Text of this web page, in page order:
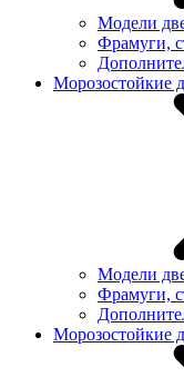
Модели
Фрамуги,
Морозостойкие
Модели
Фрамуги,
Морозостойкие